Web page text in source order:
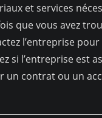
et services
que vous avez
l’entreprise
si l’entreprise est
un contrat ou un